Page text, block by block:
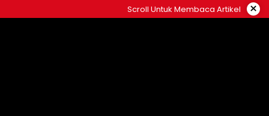
to
Scroll Untuk Membaca Artikel ×